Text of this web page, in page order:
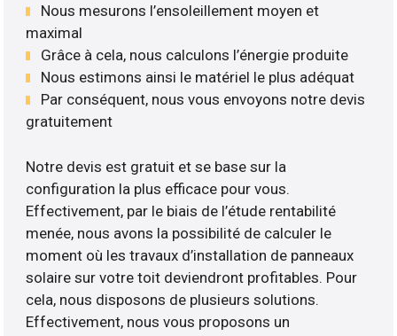
Nous mesurons l’ensoleillement moyen et
maximal
Grâce à cela, nous calculons l’énergie produite
Nous estimons ainsi le matériel le plus adéquat
Par conséquent, nous vous envoyons notre devis
gratuitement
Notre devis est gratuit et se base sur la
configuration la plus efficace pour vous.
Effectivement, par le biais de l’étude rentabilité
menée, nous avons la possibilité de calculer le
moment où les travaux d’installation de panneaux
solaire sur votre toit deviendront profitables. Pour
cela, nous disposons de plusieurs solutions.
Effectivement, nous vous proposons un